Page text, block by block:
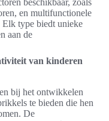
beschikbaar, zoals
en multifunctionele
Elk type biedt unieke
aan de
van kinderen
bij het ontwikkelen
te bieden die hen
De